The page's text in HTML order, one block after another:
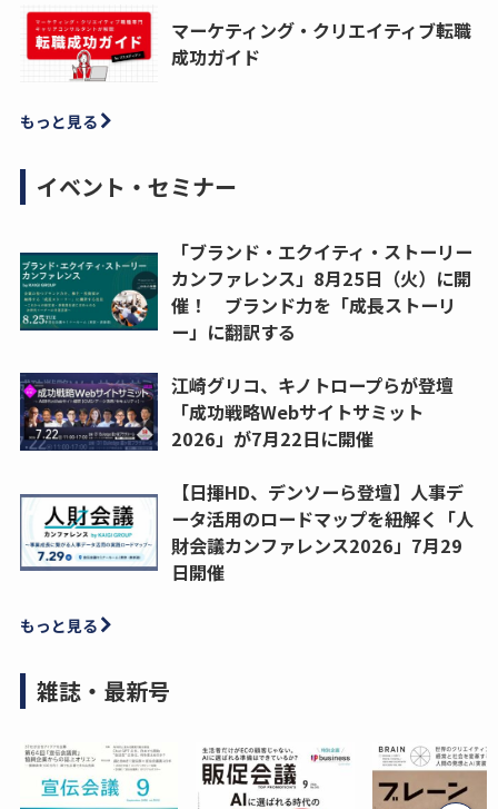
マーケティング・クリエイティブ転職
成功ガイド
もっと見る
イベント・セミナー
「ブランド・エクイティ・ストーリー
カンファレンス」8月25日（火）に開
催！ ブランド力を「成長ストーリ
ー」に翻訳する
江崎グリコ、キノトロープらが登壇
「成功戦略Webサイトサミット
2026」が7月22日に開催
【日揮HD、デンソーら登壇】人事デ
ータ活用のロードマップを紐解く「人
財会議カンファレンス2026」7月29
日開催
もっと見る
雑誌・最新号